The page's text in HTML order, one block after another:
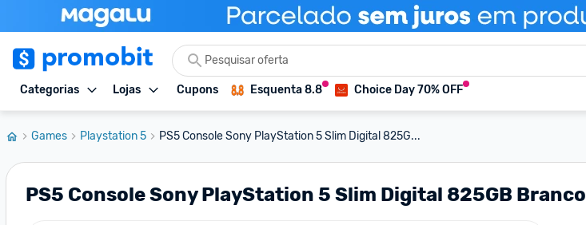
Categorias Lojas Cupons Esquenta 8.8 Choice Day 70% OFF
Games Playstation 5 PS5 Console Sony PlayStation 5 Slim Digital 825G...
PS5 Console Sony PlayStation 5 Slim Digital 825GB Branco